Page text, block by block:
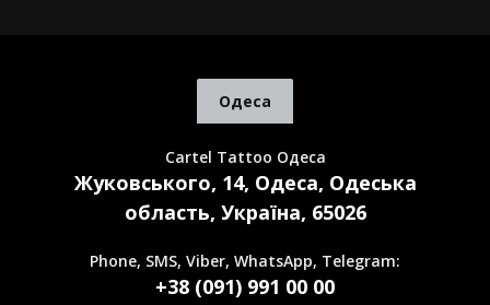
Одеса
Cartel Tattoo Одеса
Жуковського, 14, Одеса, Одеська
область, Україна, 65026
Phone, SMS, Viber, WhatsApp, Telegram:
+38 (091) 991 00 00